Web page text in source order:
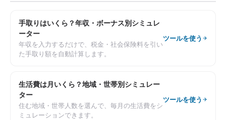
手取りはいくら？年収・ボーナス別シミュレ
ーター
年収を入力するだけで、税金・社会保険料を引い
た手取り額を自動計算します。
ツールを使う
生活費は月いくら？地域・世帯別シミュレー
ター
住む地域・世帯人数を選んで、毎月の生活費をシ
ミュレーションできます。
ツールを使う